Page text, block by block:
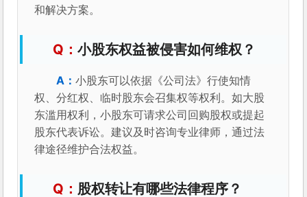
和解决方案。
小股东权益被侵害如何维权？
小股东可以依据《公司法》行使知情
权、分红权、临时股东会召集权等权利。如大股
东滥用权利，小股东可请求公司回购股权或提起
股东代表诉讼。建议及时咨询专业律师，通过法
律途径维护合法权益。
股权转让有哪些法律程序？